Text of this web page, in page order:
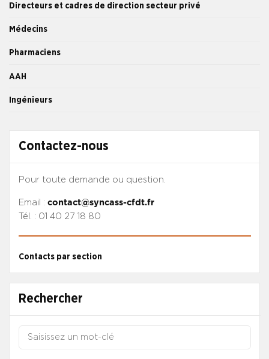
Directeurs et cadres de direction secteur privé
Médecins
Pharmaciens
AAH
Ingénieurs
Contactez-nous
Pour toute demande ou question.
Email : contact@syncass-cfdt.fr
Tél. : 01 40 27 18 80
Contacts par section
Rechercher